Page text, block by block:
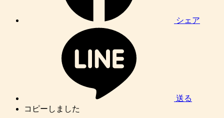
シェア
送る
コピーしました